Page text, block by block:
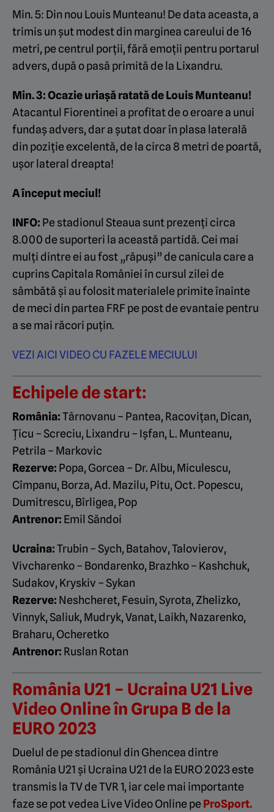
Min. 5: Din nou Louis Munteanu! De data aceasta, a
trimis un șut modest din marginea careului de 16
metri, pe centrul porții, fără emoții pentru portarul
advers, după o pasă primită de la Lixandru.
Min. 3: Ocazie uriașă ratată de Louis Munteanu!
Atacantul Fiorentinei a profitat de o eroare a unui
fundaș advers, dar a șutat doar în plasa laterală
din poziție excelentă, de la circa 8 metri de poartă,
ușor lateral dreapta!
A început meciul!
INFO: Pe stadionul Steaua sunt prezenți circa
8.000 de suporteri la această partidă. Cei mai
mulți dintre ei au fost „răpuși” de canicula care a
cuprins Capitala României în cursul zilei de
sâmbătă și au folosit materialele primite înainte
de meci din partea FRF pe post de evantaie pentru
a se mai răcori puțin.
VEZI AICI VIDEO CU FAZELE MECIULUI
Echipele de start:
România:Târnovanu – Pantea, Racovițan, Dican,
Țicu – Screciu, Lixandru – Ișfan, L. Munteanu,
Petrila – Markovic
Rezerve: Popa, Gorcea – Dr. Albu, Miculescu,
Cîmpanu, Borza, Ad. Mazilu, Pitu, Oct. Popescu,
Dumitrescu, Bîrligea, Pop
Antrenor: Emil Săndoi
Ucraina:Trubin – Sych, Batahov, Talovierov,
Vivcharenko – Bondarenko, Brazhko – Kashchuk,
Sudakov, Kryskiv – Sykan
Rezerve: Neshcheret, Fesuin, Syrota, Zhelizko,
Vinnyk, Saliuk, Mudryk, Vanat, Laikh, Nazarenko,
Braharu, Ocheretko
Antrenor: Ruslan Rotan
România U21 – Ucraina U21 Live
Video Online în Grupa B de la
EURO 2023
Duelul de pe stadionul din Ghencea dintre
România U21 și Ucraina U21 de la EURO 2023 este
transmis la TV de TVR 1, iar cele mai importante
faze se pot vedea Live Video Online peProSport.